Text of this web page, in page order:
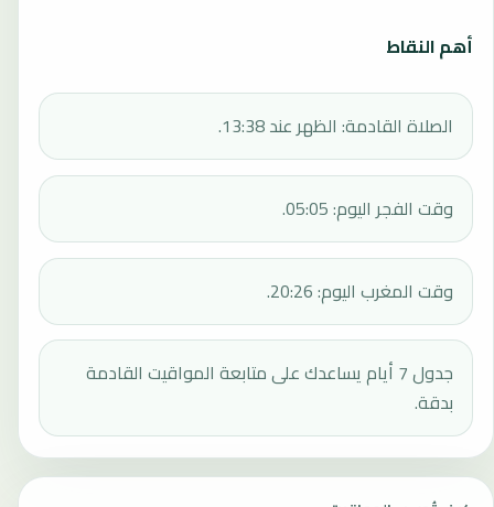
أهم النقاط
الصلاة القادمة: الظهر عند 13:38.
وقت الفجر اليوم: 05:05.
وقت المغرب اليوم: 20:26.
جدول 7 أيام يساعدك على متابعة المواقيت القادمة
بدقة.